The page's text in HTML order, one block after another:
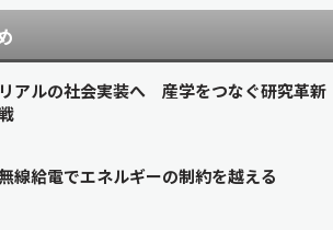
アルの社会実装へ 産学をつなぐ研究革新
線給電でエネルギーの制約を越える